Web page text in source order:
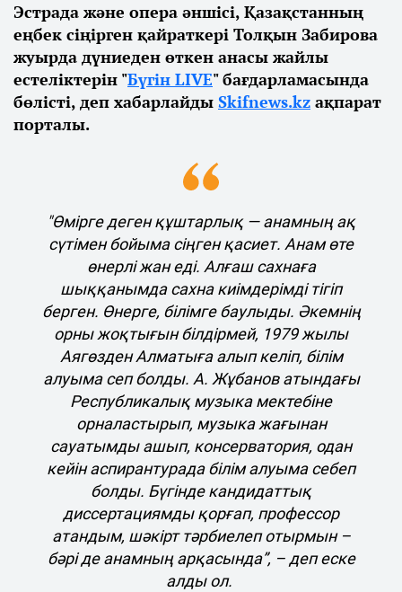
Эстрада және опера әншісі, Қазақстанның
еңбек сіңірген қайраткері Толқын Забирова
жуырда дүниеден өткен анасы жайлы
естеліктерін "Бүгін LIVE" бағдарламасында
бөлісті, деп хабарлайды Skifnews.kz ақпарат
порталы.
"Өмірге деген құштарлық — анамның ақ
сүтімен бойыма сіңген қасиет. Анам өте
өнерлі жан еді. Алғаш сахнаға
шыққанымда сахна киімдерімді тігіп
берген. Өнерге, білімге баулыды. Әкемнің
орны жоқтығын білдірмей, 1979 жылы
Аягөзден Алматыға алып келіп, білім
алуыма сеп болды. А. Жұбанов атындағы
Республикалық музыка мектебіне
орналастырып, музыка жағынан
сауатымды ашып, консерватория, одан
кейін аспирантурада білім алуыма себеп
болды. Бүгінде кандидаттық
диссертациямды қорғап, профессор
атандым, шәкірт тәрбиелеп отырмын –
бәрі де анамның арқасында”, – деп еске
алды ол.